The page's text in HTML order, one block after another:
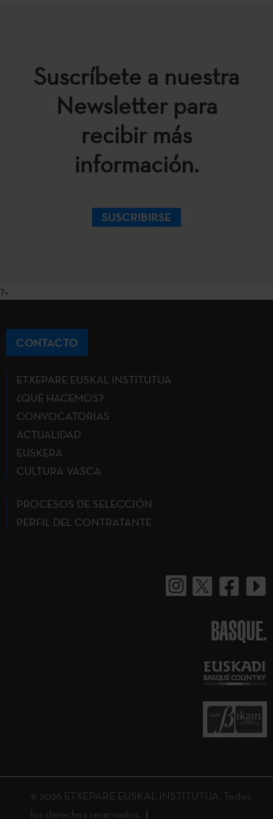
Suscríbete a nuestra
Newsletter para
recibir más
información.
SUSCRIBIRSE
?>
CONTACTO
ETXEPARE EUSKAL INSTITUTUA
¿QUÉ HACEMOS?
CONVOCATORIAS
ACTUALIDAD
EUSKERA
CULTURA VASCA
PROCESOS DE SELECCIÓN
PERFIL DEL CONTRATANTE
BASQUE.
© 2026 ETXEPARE EUSKAL INSTITUTUA. Todos
los derechos reservados.